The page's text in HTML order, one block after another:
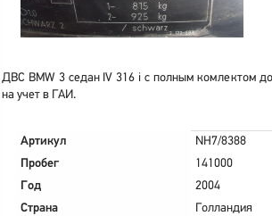
ДВС BMW 3 седан IV 316 i с полным комлектом
на учет в ГАИ.
Артикул
NH7/8388
Пробег
141000
Год
2004
Страна
Голландия